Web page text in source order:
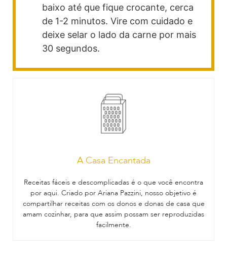
baixo até que fique crocante, cerca
de 1-2 minutos. Vire com cuidado e
deixe selar o lado da carne por mais
30 segundos.
A Casa Encantada
Receitas fáceis e descomplicadas é o que você encontra
por aqui. Criado por Ariana Pazzini, nosso objetivo é
compartilhar receitas com os donos e donas de casa que
amam cozinhar, para que assim possam ser reproduzidas
facilmente.